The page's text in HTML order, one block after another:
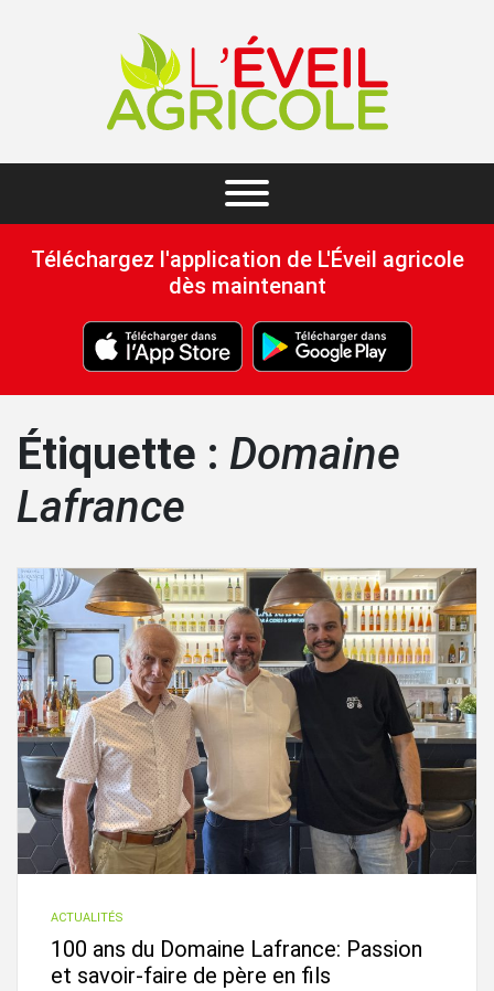
Téléchargez l'application de L'Éveil agricole
dès maintenant
Étiquette : Domaine
Lafrance
ACTUALITÉS
100 ans du Domaine Lafrance: Passion
et savoir-faire de père en fils